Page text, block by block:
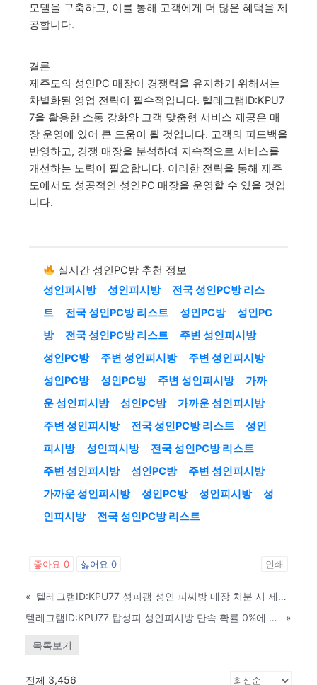
모델을 구축하고, 이를 통해 고객에게 더 많은 혜택을 제
공합니다.
결론
제주도의 성인PC 매장이 경쟁력을 유지하기 위해서는
차별화된 영업 전략이 필수적입니다. 텔레그램ID:KPU7
7을 활용한 소통 강화와 고객 맞춤형 서비스 제공은 매
장 운영에 있어 큰 도움이 될 것입니다. 고객의 피드백을
반영하고, 경쟁 매장을 분석하여 지속적으로 서비스를
개선하는 노력이 필요합니다. 이러한 전략을 통해 제주
도에서도 성공적인 성인PC 매장을 운영할 수 있을 것입
니다.
실시간 성인PC방 추천 정보
성인피시방
성인피시방
전국 성인PC방 리스
트
전국 성인PC방 리스트 성인PC방
성인PC
방
전국 성인PC방 리스트
주변 성인피시방
성인PC방
주변 성인피시방
주변 성인피시방
성인PC방
성인PC방 주변 성인피시방
가까
운 성인피시방
성인PC방
가까운 성인피시방
주변 성인피시방
전국 성인PC방 리스트
성인
피시방
성인피시방
전국 성인PC방 리스트
주변 성인피시방
성인PC방
주변 성인피시방
가까운 성인피시방
성인PC방 성인피시방
성
인피시방
전국 성인PC방 리스트
좋아요 0 싫어요 0 인쇄
«
텔레그램ID:KPU77 성피팸 성인 피씨방 매장 처분 시 제값 받고 빠르게 파는 법 - 세종
텔레그램ID:KPU77 탑성피 성인피시방 단속 확률 0%에 도전하는 매장 관리 비법 - 연천
»
목록보기
전체 3,456